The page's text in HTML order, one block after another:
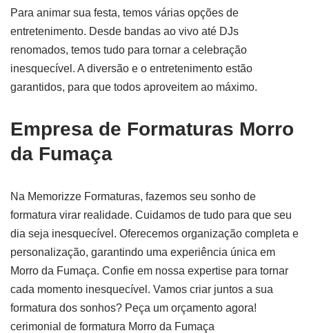
Para animar sua festa, temos várias opções de
entretenimento. Desde bandas ao vivo até DJs
renomados, temos tudo para tornar a celebração
inesquecível. A diversão e o entretenimento estão
garantidos, para que todos aproveitem ao máximo.
Empresa de Formaturas Morro
da Fumaça
Na Memorizze Formaturas, fazemos seu sonho de
formatura virar realidade. Cuidamos de tudo para que seu
dia seja inesquecível. Oferecemos organização completa e
personalização, garantindo uma experiência única em
Morro da Fumaça. Confie em nossa expertise para tornar
cada momento inesquecível. Vamos criar juntos a sua
formatura dos sonhos? Peça um orçamento agora!
cerimonial de formatura Morro da Fumaça